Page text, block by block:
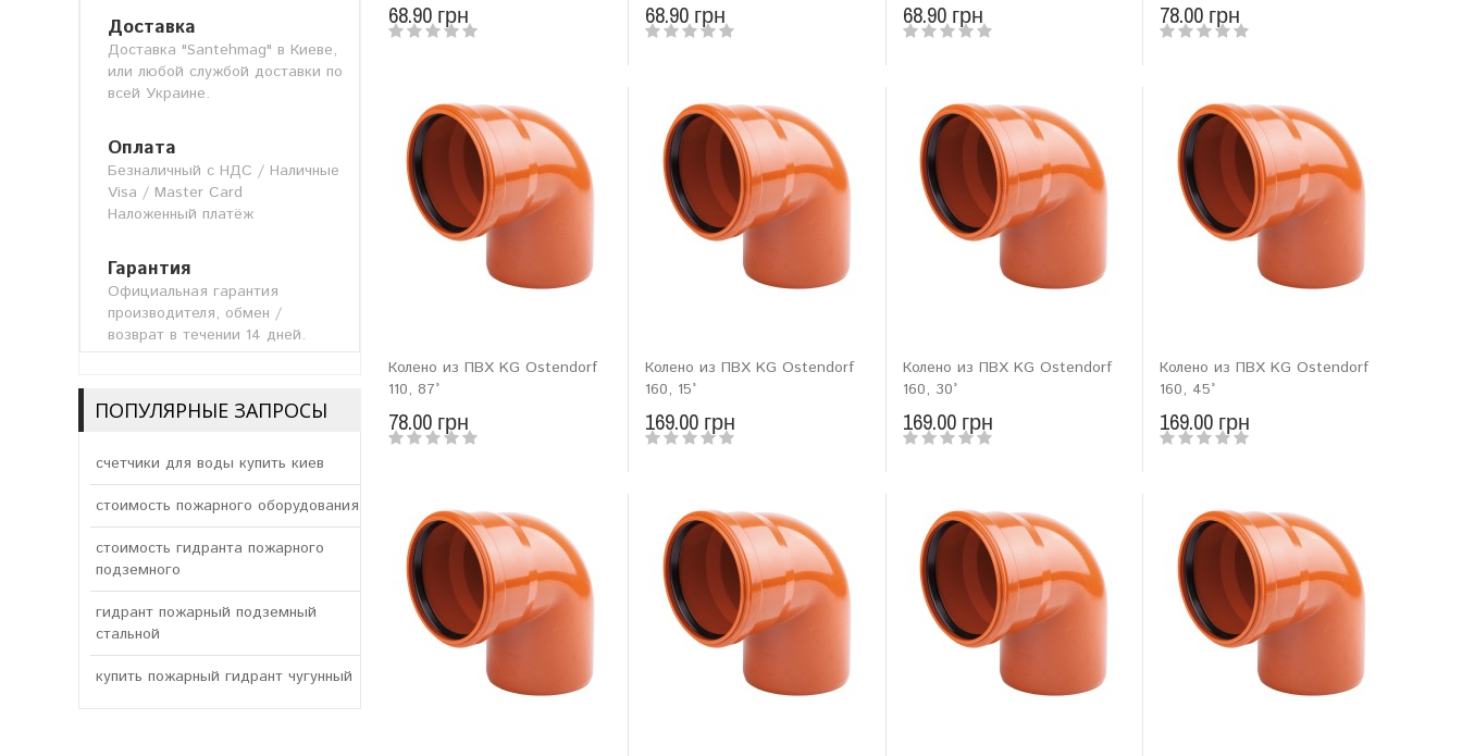
Доставка
Доставка "Santehmag" в Киеве,
или любой службой доставки по
всей Украине.
Оплата
Безналичный с НДС / Наличные
Visa / Master Card
Наложенный платёж
Гарантия
Официальная гарантия
производителя, обмен /
возврат в течении 14 дней.
ПОПУЛЯРНЫЕ ЗАПРОСЫ
счетчики для воды купить киев
стоимость пожарного оборудования
стоимость гидранта пожарного
подземного
гидрант пожарный подземный
стальной
купить пожарный гидрант чугунный
68.90 грн 68.90 грн 68.90 грн 78.00 грн
Колено из ПВХ KG Ostendorf
110, 87°
78.00 грн
Колено из ПВХ KG Ostendorf
160, 15°
169.00 грн
Колено из ПВХ KG Ostendorf
160, 30°
169.00 грн
Колено из ПВХ KG Ostendorf
160, 45°
169.00 грн